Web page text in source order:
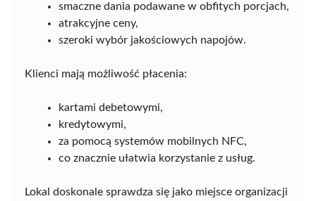
smaczne dania podawane w obfitych porcjach,
atrakcyjne ceny,
szeroki wybór jakościowych napojów.
Klienci mają możliwość płacenia:
kartami debetowymi,
kredytowymi,
za pomocą systemów mobilnych NFC,
co znacznie ułatwia korzystanie z usług.
Lokal doskonale sprawdza się jako miejsce organizacji